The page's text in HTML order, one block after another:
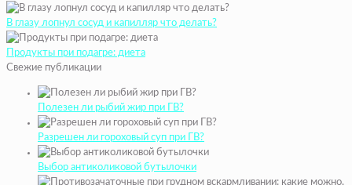
В глазу лопнул сосуд и капилляр что делать?
Продукты при подагре: диета
Свежие публикации
Полезен ли рыбий жир при ГВ?
Разрешен ли гороховый суп при ГВ?
Выбор антиколиковой бутылочки